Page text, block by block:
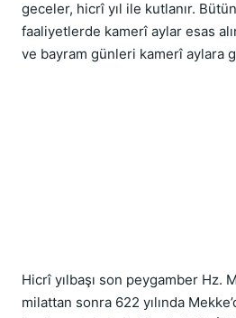
geceler, hicrî yıl ile kutlanır.
faaliyetlerde kamerî aylar esas
ve bayram günleri kamerî aylara
Hicrî yılbaşı son peygamber Hz.
milattan sonra 622 yılında